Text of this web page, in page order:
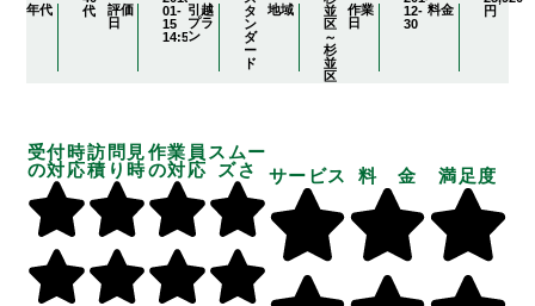
年代
代
評価
日
01-
15
14:56:49
引越
プラ
ン
タ
ン
ダ
ー
ド
地域
並
区
～
杉
並
区
作業
日
12-
30
料金
円
受付時
の対応
訪問見
積り時
作業員
の対応
スムー
ズさ
サービス 料 金 満足度